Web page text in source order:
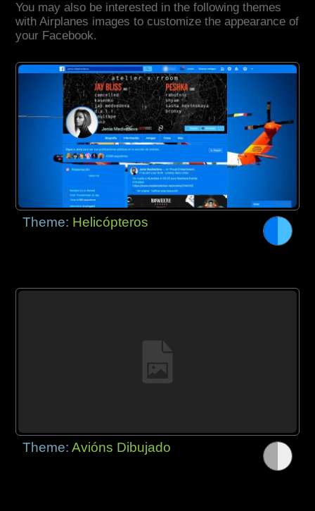
You may also be interested in the following themes
with Airplanes images to customize the appearance of
your Facebook.
Theme: Helicópteros
Theme:Avións Dibujado